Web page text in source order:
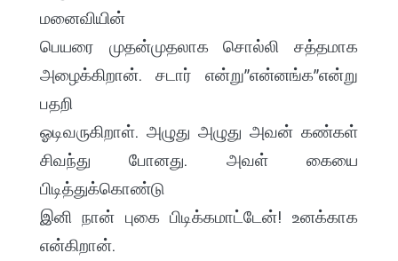
மனைவியின்
பெயரை முதன்முதலாக சொல்லி சத்தமாக
அழைக்கிறான். சடார் என்று”என்னங்க”என்று
பதறி
ஓடிவருகிறாள். அழுது அழுது அவன் கண்கள்
சிவந்து போனது. அவள் கையை
பிடித்துக்கொண்டு
இனி நான் புகை பிடிக்கமாட்டேன்! உனக்காக
என்கிறான்.